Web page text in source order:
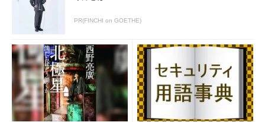
される。
パスワード記入の要請画面
Outlookで個人用フォルダファイルを開くたびに「～.pst用
のパスワードを入力してください。」というメッセージと共
PR(FINCHI on GOETHE)